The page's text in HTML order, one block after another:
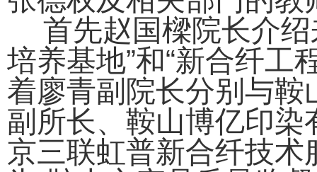
首先赵国樑院长介
培养基地”和“新合纤工
着廖青副院长分别与
副所长、鞍山博亿印
京三联虹普新合纤技